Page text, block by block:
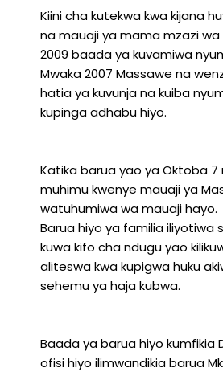
Kiini cha kutekwa kwa kijana
na mauaji ya mama mzazi
2009 baada ya kuvamiwa
Mwaka 2007 Massawe na
hatia ya kuvunja na kuiba
kupinga adhabu hiyo.
Katika barua yao ya Oktoba
muhimu kwenye mauaji ya
watuhumiwa wa mauaji hayo.
Barua hiyo ya familia iliyotiwa
kuwa kifo cha ndugu yao
aliteswa kwa kupigwa huku
sehemu ya haja kubwa.
Baada ya barua hiyo kumfikia
ofisi hiyo ilimwandikia barua